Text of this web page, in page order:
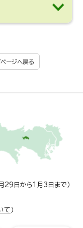
ページへ戻る
29日から1月3日まで）
て ）